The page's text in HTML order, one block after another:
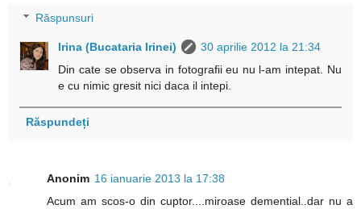
Răspunsuri
Irina (Bucataria Irinei)
30 aprilie 2012 la 21:34
Din cate se observa in fotografii eu nu l-am intepat. Nu
e cu nimic gresit nici daca il intepi.
Răspundeți
Anonim 16 ianuarie 2013 la 17:38
Acum am scos-o din cuptor....miroase demential..dar nu a